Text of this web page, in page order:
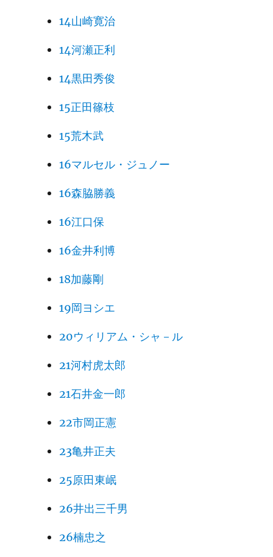
14山崎寛治
14河瀬正利
14黒田秀俊
15正田篠枝
15荒木武
16マルセル・ジュノー
16森脇勝義
16江口保
16金井利博
18加藤剛
19岡ヨシエ
20ウィリアム・シャ－ル
21河村虎太郎
21石井金一郎
22市岡正憲
23亀井正夫
25原田東岷
26井出三千男
26楠忠之